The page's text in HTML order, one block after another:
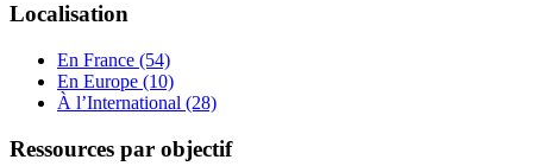
Localisation
En France (54)
En Europe (10)
À l’International (28)
Ressources par objectif